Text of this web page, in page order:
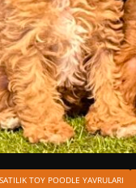
SATILIK TOY POODLE YAVRULARI